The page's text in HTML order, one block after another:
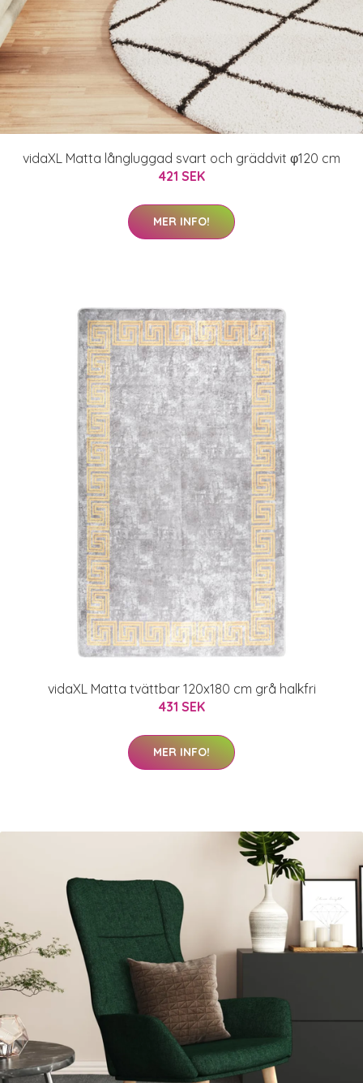
vidaXL Matta långluggad svart och gräddvit φ120 cm
421 SEK
MER INFO!
vidaXL Matta tvättbar 120x180 cm grå halkfri
431 SEK
MER INFO!